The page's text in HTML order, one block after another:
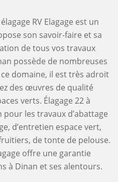
RV Elagage est un
son savoir-faire et sa
de tous vos travaux
possède de nombreuses
domaine, il est très adroit
des œuvres de qualité
verts. Élagage 22 à
les travaux d’abattage
d’entretien espace vert,
de tonte de pelouse.
offre une garantie
à Dinan et ses alentours.